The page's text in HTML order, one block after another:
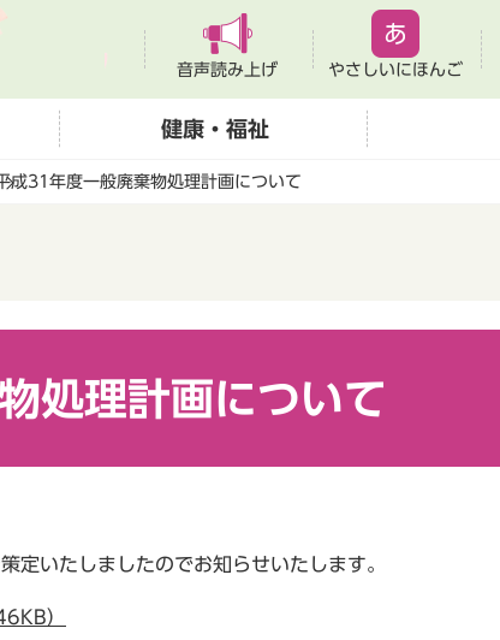
音声読み上げ やさしいにほんご
健康・福祉
成31年度一般廃棄物処理計画について
処理計画について
定いたしましたのでお知らせいたします。
）